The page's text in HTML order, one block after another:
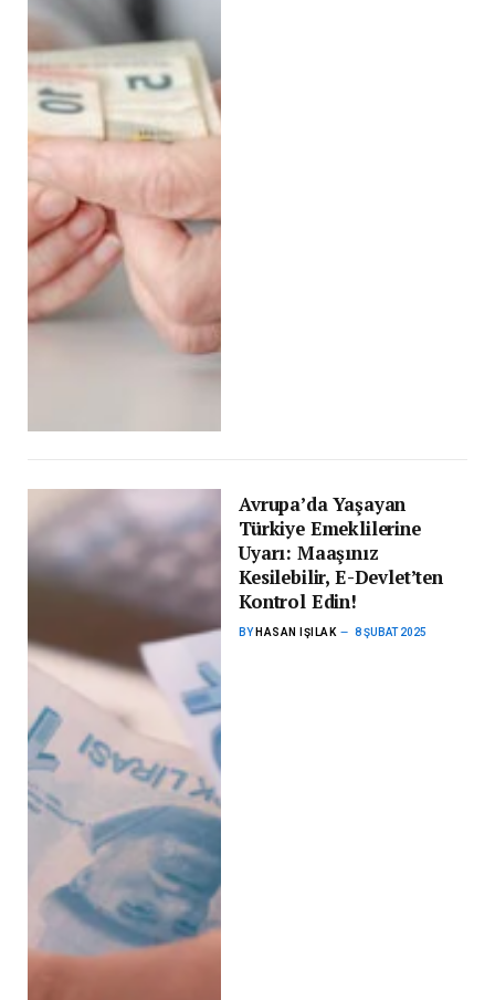
Avrupa’da Yaşayan
Türkiye Emeklilerine
Uyarı: Maaşınız
Kesilebilir, E-Devlet’ten
Kontrol Edin!
BY HASAN IŞILAK 8 ŞUBAT 2025